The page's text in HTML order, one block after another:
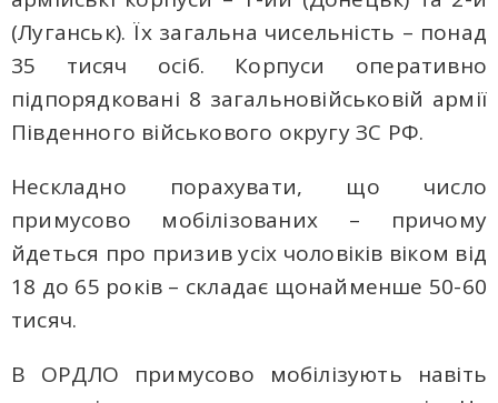
(Луганськ). Їх загальна чисельність – понад
35 тисяч осіб. Корпуси оперативно
підпорядковані 8 загальновійськовій армії
Південного військового округу ЗС РФ.
Нескладно порахувати, що число
примусово мобілізованих – причому
йдеться про призив усіх чоловіків віком від
18 до 65 років – складає щонайменше 50-60
тисяч.
В ОРДЛО примусово мобілізують навіть